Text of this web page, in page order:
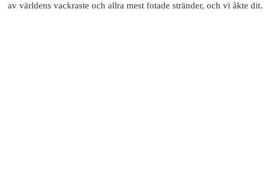
av världens vackraste och allra mest fotade stränder, och vi åkte dit.